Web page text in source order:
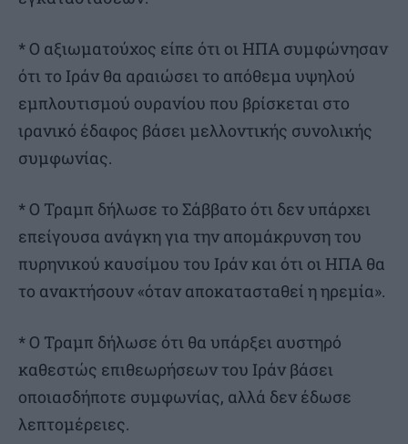
* Ο αξιωματούχος είπε ότι οι ΗΠΑ συμφώνησαν
ότι το Ιράν θα αραιώσει το απόθεμα υψηλού
εμπλουτισμού ουρανίου που βρίσκεται στο
ιρανικό έδαφος βάσει μελλοντικής συνολικής
συμφωνίας.
* Ο Τραμπ δήλωσε το Σάββατο ότι δεν υπάρχει
επείγουσα ανάγκη για την απομάκρυνση του
πυρηνικού καυσίμου του Ιράν και ότι οι ΗΠΑ θα
το ανακτήσουν «όταν αποκατασταθεί η ηρεμία».
* Ο Τραμπ δήλωσε ότι θα υπάρξει αυστηρό
καθεστώς επιθεωρήσεων του Ιράν βάσει
οποιασδήποτε συμφωνίας, αλλά δεν έδωσε
λεπτομέρειες.